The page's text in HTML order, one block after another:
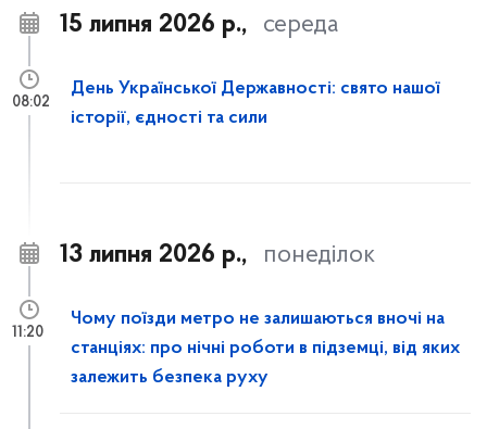
15 липня 2026 р., середа
День Української Державності: свято нашої
історії, єдності та сили
08:02
13 липня 2026 р., понеділок
Чому поїзди метро не залишаються вночі на
станціях: про нічні роботи в підземці, від яких
залежить безпека руху
11:20